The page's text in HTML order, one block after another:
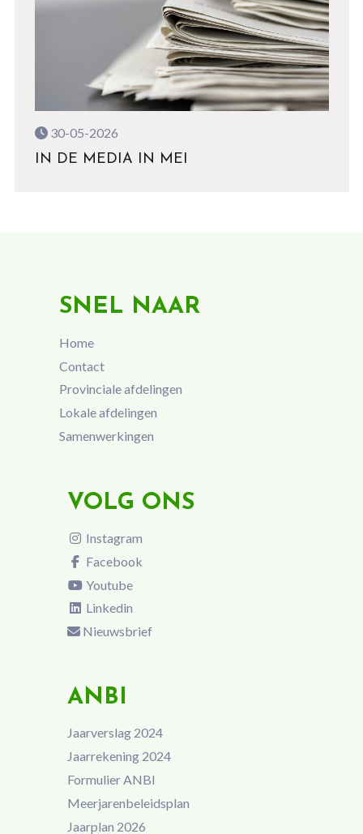
30-05-2026
IN DE MEDIA IN MEI
SNEL NAAR
Home
Contact
Provinciale afdelingen
Lokale afdelingen
Samenwerkingen
VOLG ONS
Instagram
Facebook
Youtube
Linkedin
Nieuwsbrief
ANBI
Jaarverslag 2024
Jaarrekening 2024
Formulier ANBI
Meerjarenbeleidsplan
Jaarplan 2026